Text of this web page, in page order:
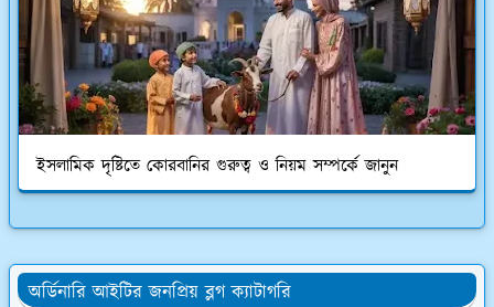
ইসলামিক দৃষ্টিতে কোরবানির গুরুত্ব ও নিয়ম সম্পর্কে জানুন
অর্ডিনারি আইটির জনপ্রিয় ব্লগ ক্যাটাগরি